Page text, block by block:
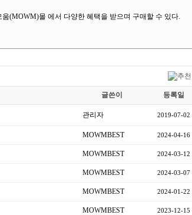
(MOWM)몰 에서 다양한 혜택을 받으며 구매할 수 있다.
글쓴이 등록일
관리자 2019-07-02
MOWMBEST 2024-04-16
MOWMBEST 2024-03-12
MOWMBEST 2024-03-07
MOWMBEST 2024-01-22
MOWMBEST 2023-12-15